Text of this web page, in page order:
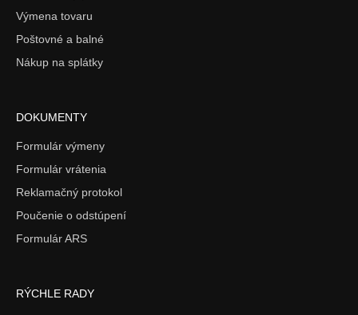
Výmena tovaru
Poštovné a balné
Nákup na splátky
DOKUMENTY
Formulár výmeny
Formulár vrátenia
Reklamačný protokol
Poučenie o odstúpení
Formulár ARS
RÝCHLE RADY